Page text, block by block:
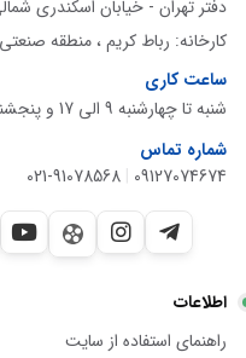
دفتر تهران - خیابان اسکندری
کارخانه: رباط کریم ، منطقه
ساعت کاری
شنبه تا چهارشنبه 9 الی 17 و پنجشنبه 9 الی 13
شماره تماس
09127074674
|
021-91078568
اطلاعات
راهنمای استفاده از سایت